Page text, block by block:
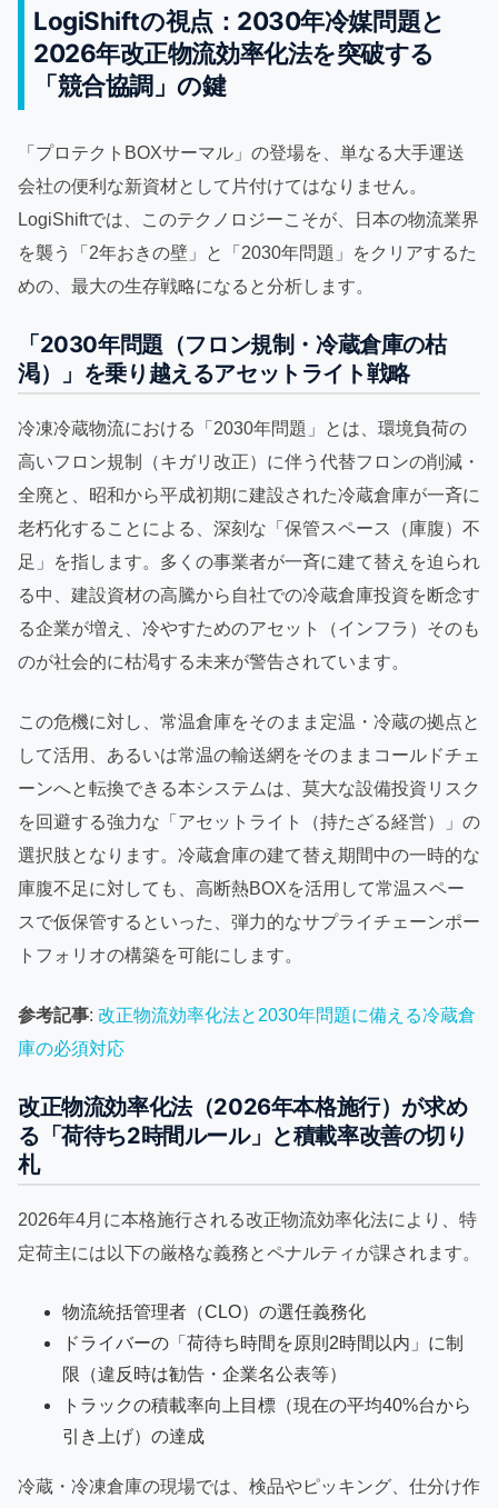
LogiShiftの視点：2030年冷媒問題と
2026年改正物流効率化法を突破する
「競合協調」の鍵
「プロテクトBOXサーマル」の登場を、単なる大手運送
会社の便利な新資材として片付けてはなりません。
LogiShiftでは、このテクノロジーこそが、日本の物流業界
を襲う「2年おきの壁」と「2030年問題」をクリアするた
めの、最大の生存戦略になると分析します。
「2030年問題（フロン規制・冷蔵倉庫の枯
渇）」を乗り越えるアセットライト戦略
冷凍冷蔵物流における「2030年問題」とは、環境負荷の
高いフロン規制（キガリ改正）に伴う代替フロンの削減・
全廃と、昭和から平成初期に建設された冷蔵倉庫が一斉に
老朽化することによる、深刻な「保管スペース（庫腹）不
足」を指します。多くの事業者が一斉に建て替えを迫られ
る中、建設資材の高騰から自社での冷蔵倉庫投資を断念す
る企業が増え、冷やすためのアセット（インフラ）そのも
のが社会的に枯渇する未来が警告されています。
この危機に対し、常温倉庫をそのまま定温・冷蔵の拠点と
して活用、あるいは常温の輸送網をそのままコールドチェ
ーンへと転換できる本システムは、莫大な設備投資リスク
を回避する強力な「アセットライト（持たざる経営）」の
選択肢となります。冷蔵倉庫の建て替え期間中の一時的な
庫腹不足に対しても、高断熱BOXを活用して常温スペー
スで仮保管するといった、弾力的なサプライチェーンポー
トフォリオの構築を可能にします。
参考記事: 改正物流効率化法と2030年問題に備える冷蔵倉
庫の必須対応
改正物流効率化法（2026年本格施行）が求め
る「荷待ち2時間ルール」と積載率改善の切り
札
2026年4月に本格施行される改正物流効率化法により、特
定荷主には以下の厳格な義務とペナルティが課されます。
物流統括管理者（CLO）の選任義務化
ドライバーの「荷待ち時間を原則2時間以内」に制
限（違反時は勧告・企業名公表等）
トラックの積載率向上目標（現在の平均40%台から
引き上げ）の達成
冷蔵・冷凍倉庫の現場では、検品やピッキング、仕分け作